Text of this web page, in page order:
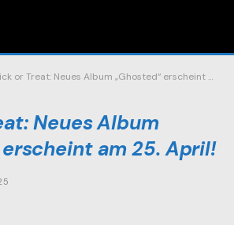
or Treat: Neues Album „Ghosted“ erscheint am 25. April!
Neues Album
am 25. April!